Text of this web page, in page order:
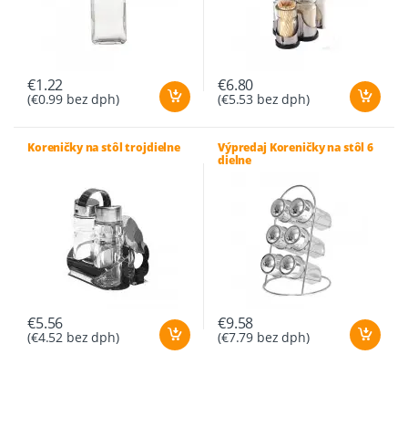
€1.22
(€0.99 bez dph)
€6.80
(€5.53 bez dph)
Koreničky na stôl trojdielne
€5.56
(€4.52 bez dph)
Výpredaj Koreničky na stôl 6
dielne
€9.58
(€7.79 bez dph)